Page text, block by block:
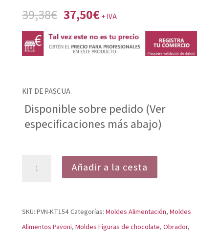
39,38€ El
original
era:
37,50€El
actual
es:
+ IVA
KIT DE PASCUA
Disponible sobre pedido (Ver
especificaciones más abajo)
cantidad
Añadir a la cesta
SKU: PVN-KT154Categorías: Moldes Alimentación, Moldes
Alimentos Pavoni, Moldes Figuras de chocolate, Obrador,